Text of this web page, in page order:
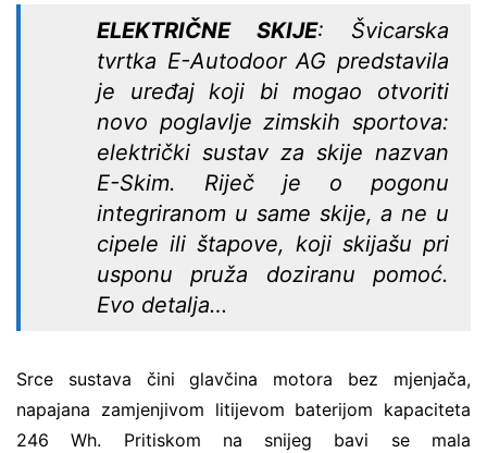
ELEKTRIČNE SKIJE: Švicarska
tvrtka E-Autodoor AG predstavila
je uređaj koji bi mogao otvoriti
novo poglavlje zimskih sportova:
električki sustav za skije nazvan
E-Skim. Riječ je o pogonu
integriranom u same skije, a ne u
cipele ili štapove, koji skijašu pri
usponu pruža doziranu pomoć.
Evo detalja…
Srce sustava čini glavčina motora bez mjenjača,
napajana zamjenjivom litijevom baterijom kapaciteta
246 Wh. Pritiskom na snijeg bavi se mala